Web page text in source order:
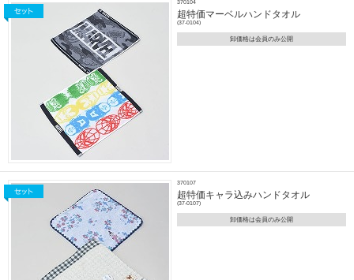
370104
超特価マーベルハンドタオル
(37-0104)
卸価格は会員のみ公開
370107
超特価キャラ込みハンドタオル
(37-0107)
卸価格は会員のみ公開